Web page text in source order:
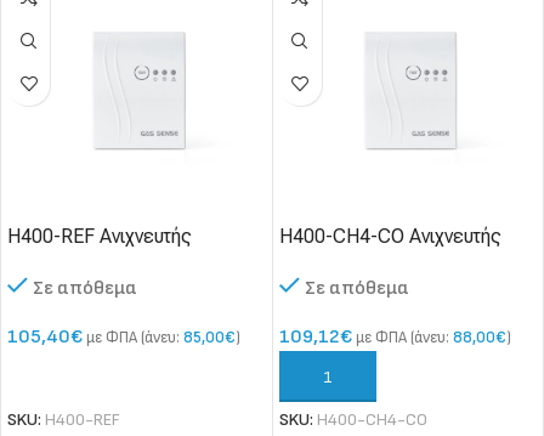
H400-REF Ανιχνευτής
(HFC, HCFC)
Σε απόθεμα
105,40€ με ΦΠΑ (άνευ: 85,00€)
SKU: H400-REF
H400-CH4-CO Ανιχνευτής
Μονοξειδίου του Άνθρακα
Σε απόθεμα
109,12€ με ΦΠΑ (άνευ: 88,00€)
ΠΡΟΣΘΉΚΗ ΣΤΟ ΚΑΛΆΘΙ
SKU: H400-CH4-CO